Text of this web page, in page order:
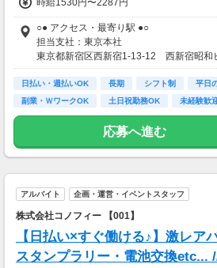
○● アクセス・最寄り駅 ●○
担当支社：東京本社
東京都新宿区西新宿1-13-12 西新宿昭和
Ｆ
新宿駅（JR在来線/京王新線/京王線/小田
原線/都営新宿線/都営大江戸線）-2分
新宿（東京メトロ）駅（東京メトロ丸ノ内
■エリア内の駅一覧
駅
日払い・週払いOK 長期 シフト制 平日
副業・ＷワークOK
土日祝勤務OK 未経験歓
応募へ進む
アルバイト 企画・運営・イベントスタッフ
株式会社コノフィー 【001】
【日払い×すぐ働ける♪】激レア
スタンプラリー・電池交換etc...